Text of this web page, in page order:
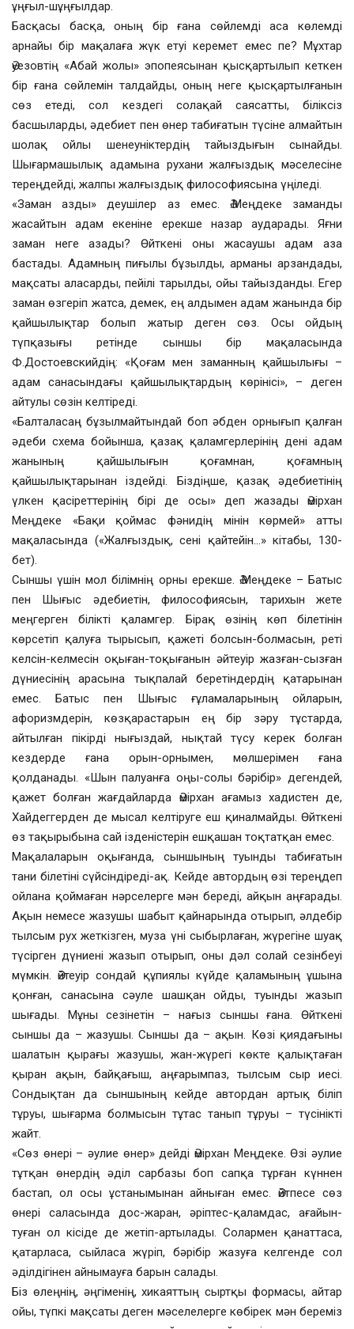
ұңғыл-шұңғылдар.
Басқасы басқа, оның бір ғана сөйлемді аса көлемді
арнайы бір мақалаға жүк етуі керемет емес пе? Мұхтар
Әуезовтің «Абай жолы» эпопеясынан қысқартылып кеткен
бір ғана сөйлемін талдайды, оның неге қысқартылғанын
сөз етеді, сол кездегі солақай саясатты, біліксіз
басшыларды, әдебиет пен өнер табиғатын түсіне алмайтын
шолақ ойлы шенеуніктердің тайыздығын сынайды.
Шығармашылық адамына рухани жалғыздық мәселесіне
тереңдейді, жалпы жалғыздық философиясына үңіледі.
«Заман азды» деушілер аз емес. Ә.Меңдеке заманды
жасайтын адам екеніне ерекше назар аударады. Яғни
заман неге азады? Өйткені оны жасаушы адам аза
бастады. Адамның пиғылы бұзылды, арманы арзандады,
мақсаты аласарды, пейілі тарылды, ойы тайызданды. Егер
заман өзгеріп жатса, демек, ең алдымен адам жанында бір
қайшылықтар болып жатыр деген сөз. Осы ойдың
түпқазығы ретінде сыншы бір мақаласында
Ф.Достоевскийдің: «Қоғам мен заманның қайшылығы –
адам санасындағы қайшылықтардың көрінісі», – деген
айтулы сөзін келтіреді.
«Балталасаң бұзылмайтындай боп әбден орнығып қалған
әдеби схема бойынша, қазақ қаламгерлерінің дені адам
жанының қайшылығын қоғамнан, қоғамның
қайшылықтарынан іздейді. Біздіңше, қазақ әдебиетінің
үлкен қасіреттерінің бірі де осы» деп жазады Әмірхан
Меңдеке «Бақи қоймас фәнидің мінін көрмей» атты
мақаласында («Жалғыздық, сені қайтейін…» кітабы, 130-
бет).
Сыншы үшін мол білімнің орны ерекше. Ә.Меңдеке – Батыс
пен Шығыс әдебиетін, философиясын, тарихын жете
меңгерген білікті қаламгер. Бірақ өзінің көп білетінін
көрсетіп қалуға тырысып, қажеті болсын-болмасын, реті
келсін-келмесін оқыған-тоқығанын әйтеуір жазған-сызған
дүниесінің арасына тықпалай беретіндердің қатарынан
емес. Батыс пен Шығыс ғұламаларының ойларын,
афоризмдерін, көзқарастарын ең бір зәру тұстарда,
айтылған пікірді нығыздай, нықтай түсу керек болған
кездерде ғана орын-орнымен, мөлшерімен ғана
қолданады. «Шын палуанға оңы-солы бәрібір» дегендей,
қажет болған жағдайларда Әмірхан ағамыз хадистен де,
Хайдеггерден де мысал келтіруге еш қиналмайды. Өйткені
өз тақырыбына сай ізденістерін ешқашан тоқтатқан емес.
Мақалаларын оқығанда, сыншының туынды табиғатын
тани білетіні сүйсіндіреді-ақ. Кейде автордың өзі тереңдеп
ойлана қоймаған нәрселерге мән береді, айқын аңғарады.
Ақын немесе жазушы шабыт қайнарында отырып, әлдебір
тылсым рух жеткізген, муза үні сыбырлаған, жүрегіне шуақ
түсірген дүниені жазып отырып, оны дәл солай сезінбеуі
мүмкін. Әйтеуір сондай құпиялы күйде қаламының ұшына
қонған, санасына сәуле шашқан ойды, туынды жазып
шығады. Мұны сезінетін – нағыз сыншы ғана. Өйткені
сыншы да – жазушы. Сыншы да – ақын. Көзі қиядағыны
шалатын қырағы жазушы, жан-жүрегі көкте қалықтаған
қыран ақын, байқағыш, аңғарымпаз, тылсым сыр иесі.
Сондықтан да сыншының кейде автордан артық біліп
тұруы, шығарма болмысын тұтас танып тұруы – түсінікті
жайт.
«Сөз өнері – әулие өнер» дейді Әмірхан Меңдеке. Өзі әулие
тұтқан өнердің әділ сарбазы боп сапқа тұрған күннен
бастап, ол осы ұстанымынан айныған емес. Әйтпесе сөз
өнері саласында дос-жаран, әріптес-қаламдас, ағайын-
туған ол кісіде де жетіп-артылады. Солармен қанаттаса,
қатарласа, сыйласа жүріп, бәрібір жазуға келгенде сол
әділдігінен айнымауға барын салады.
Біз өлеңнің, әңгіменің, хикаяттың сыртқы формасы, айтар
ойы, түпкі мақсаты деген мәселелерге көбірек мән береміз